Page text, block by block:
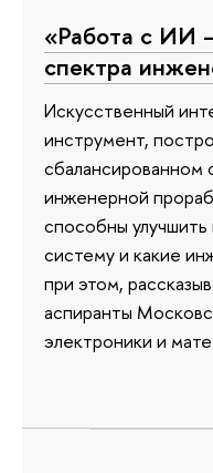
«Работа с ИИ
спектра
Искусственный
инструмент,
сбалансированном
инженерной
способны
систему и какие
при этом,
аспиранты
электроники и